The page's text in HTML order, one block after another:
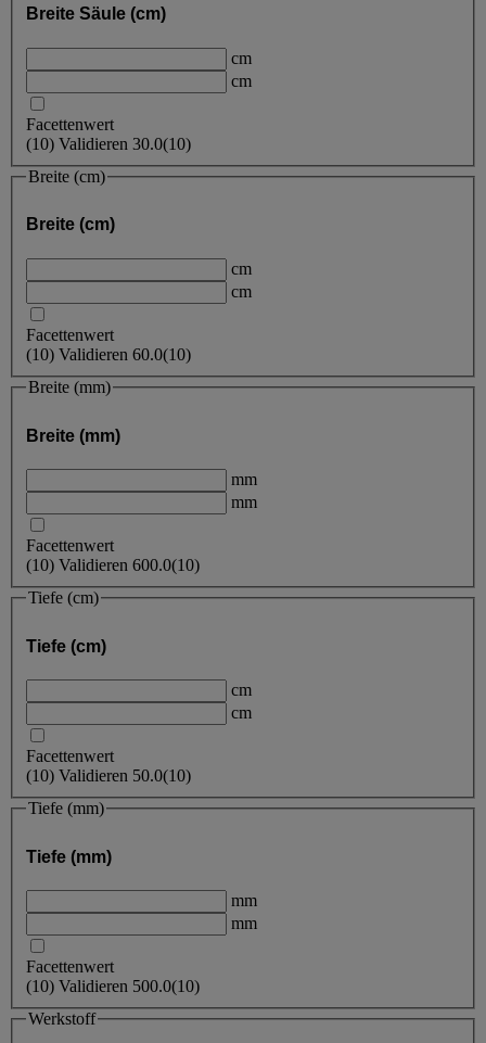
Breite Säule (cm)
cm
cm
Facettenwert
(10) Validieren 30.0(10)
Breite (cm)
Breite (cm)
cm
cm
Facettenwert
(10) Validieren 60.0(10)
Breite (mm)
Breite (mm)
mm
mm
Facettenwert
(10) Validieren 600.0(10)
Tiefe (cm)
Tiefe (cm)
cm
cm
Facettenwert
(10) Validieren 50.0(10)
Tiefe (mm)
Tiefe (mm)
mm
mm
Facettenwert
(10) Validieren 500.0(10)
Werkstoff